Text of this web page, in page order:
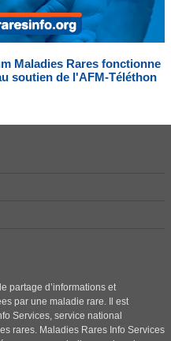
Maladies Rares fonctionne
soutien de l'AFM-Téléthon
partage d’informations et
par une maladie rare. Il est
Services, service national
rares. Maladies Rares Info Services